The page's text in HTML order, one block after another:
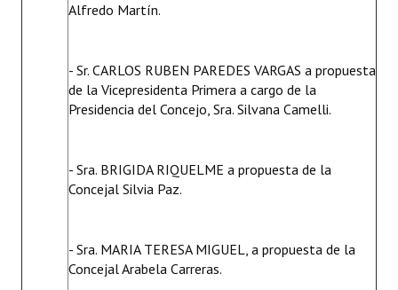
Alfredo Martín.
- Sr. CARLOS RUBEN PAREDES VARGAS a propuesta
de la Vicepresidenta Primera a cargo de la
Presidencia del Concejo, Sra. Silvana Camelli.
- Sra. BRIGIDA RIQUELME a propuesta de la
Concejal Silvia Paz.
- Sra. MARIA TERESA MIGUEL, a propuesta de la
Concejal Arabela Carreras.